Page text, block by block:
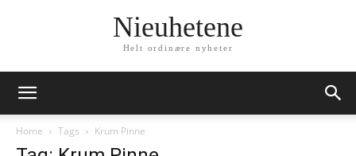
Nieuhetene
Helt ordinære nyheter
Home Tags Krum Pinne